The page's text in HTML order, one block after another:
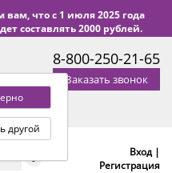
что с 1 июля 2025 года
составлять 2000 рублей.
другой
8-800-250-21-65
Заказать звонок
0
Вход |
Регистрация